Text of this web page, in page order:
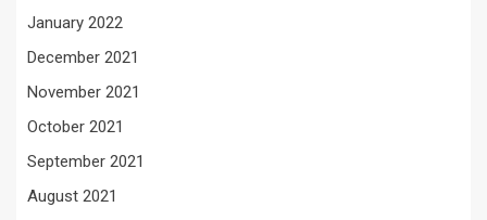
January 2022
December 2021
November 2021
October 2021
September 2021
August 2021